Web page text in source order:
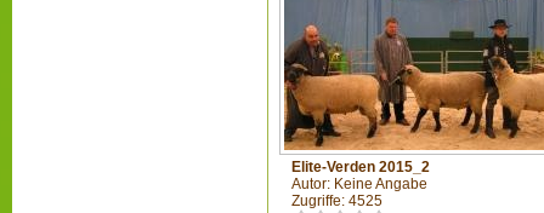
Elite-Verden 2015_2
Autor: Keine Angabe
Zugriffe: 4525